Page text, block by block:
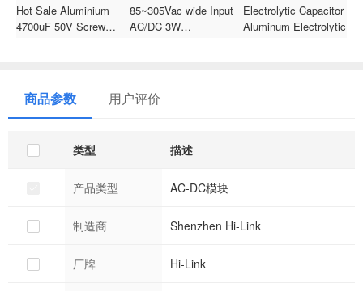
Hot Sale Aluminium
4700uF 50V Screw
85~305Vac wide Input
AC/DC 3W
Switch Power Module
HLK-5LD09
Electrolytic Capacitor
Aluminum Electrolytic
商品参数 用户评价
类型 描述
产品类型 AC-DC模块
制造商 Shenzhen Hi-Link
厂牌 Hi-Link